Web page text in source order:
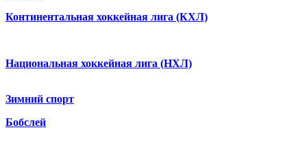
Континентальная хоккейная лига (КХЛ)
Национальная хоккейная лига (НХЛ)
Зимний спорт
Бобслей